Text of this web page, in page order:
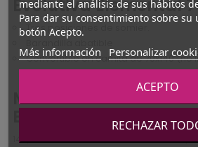
Evolutiva Elemental
Tres posiciones de somier.
Barandilla abatible
Convertible en camita de 70x140 (no
Medidas de la Cuna
145,8 CM LARGO X 78,2 CM ANCHO X 93,5
mediante el análisis de sus hábitos
Para dar su consentimiento sobre su
botón Acepto.
Más información Personalizar
RECHAZAR
ACEPTO